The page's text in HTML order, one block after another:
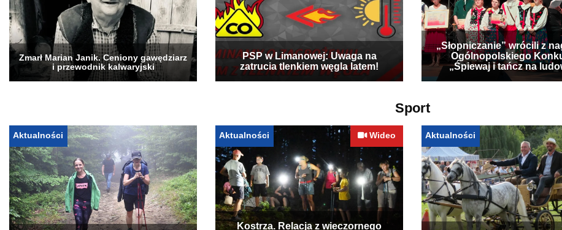
Zmarł Marian Janik. Ceniony gawędziarz
i przewodnik kalwaryjski
PSP w Limanowej: Uwaga na
zatrucia tlenkiem węgla latem!
„Słopniczanie” wrócili z
Ogólnopolskiego
„Śpiewaj i tańcz na
Sport
Aktualności Aktualności Wideo
Kostrza. Relacja z wieczornego
Aktualności